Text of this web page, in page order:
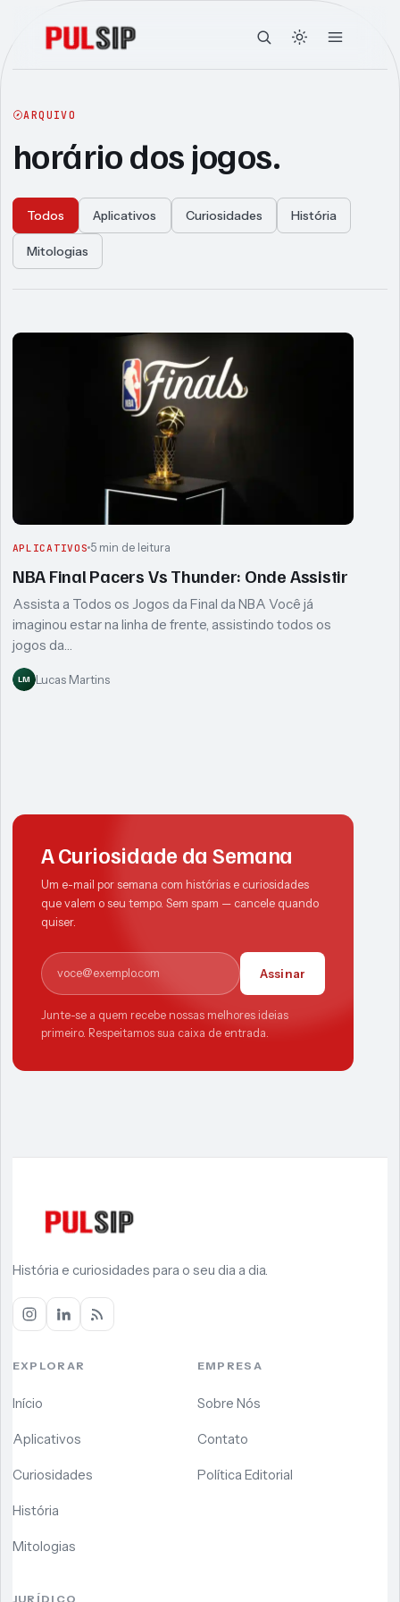
ARQUIVO
horário dos jogos.
Todos Aplicativos Curiosidades História
Mitologias
Articles
APLICATIVOS 5 min de leitura
NBA Final Pacers Vs Thunder: Onde Assistir
Assista a Todos os Jogos da Final da NBA Você já
imaginou estar na linha de frente, assistindo todos os
jogos da…
LM Lucas Martins
A Curiosidade da Semana
Um e-mail por semana com histórias e curiosidades
que valem o seu tempo. Sem spam — cancele quando
quiser.
E-mail
Assinar
Junte-se a quem recebe nossas melhores ideias
primeiro. Respeitamos sua caixa de entrada.
História e curiosidades para o seu dia a dia.
EXPLORAR
Início
Aplicativos
Curiosidades
História
Mitologias
EMPRESA
Sobre Nós
Contato
Política Editorial
JURÍDICO